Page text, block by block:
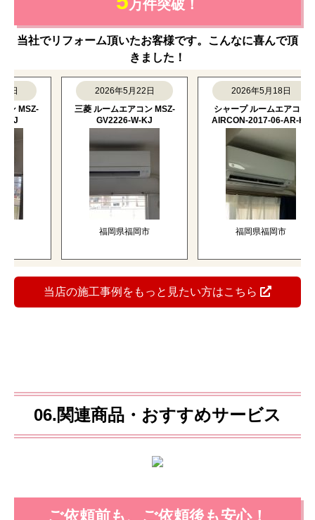
万件突破！
当社でリフォーム頂いたお客様です。こんなに喜んで頂
きました！
2026年5月22日
三菱 ルームエアコン MSZ-
GV2226-W-KJ
福岡県福岡市
2026年5月18日
シャープ ルームエアコン
AIRCON-2017-06-AR-KJ
福岡県福岡市
当店の施工事例をもっと見たい方はこちら
06.関連商品・おすすめサービス
ご依頼前も、ご依頼後も安心！